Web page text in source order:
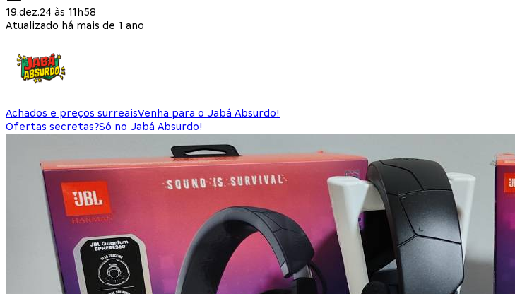
19.dez.24 às 11h58
Atualizado há mais de 1 ano
Achados e preços surreaisVenha para o Jabá Absurdo!
Ofertas secretas?Só no Jabá Absurdo!